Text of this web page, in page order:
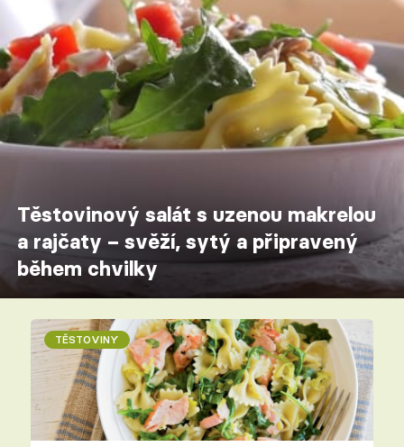
Těstovinový salát s uzenou makrelou
a rajčaty – svěží, sytý a připravený
během chvilky
TĚSTOVINY